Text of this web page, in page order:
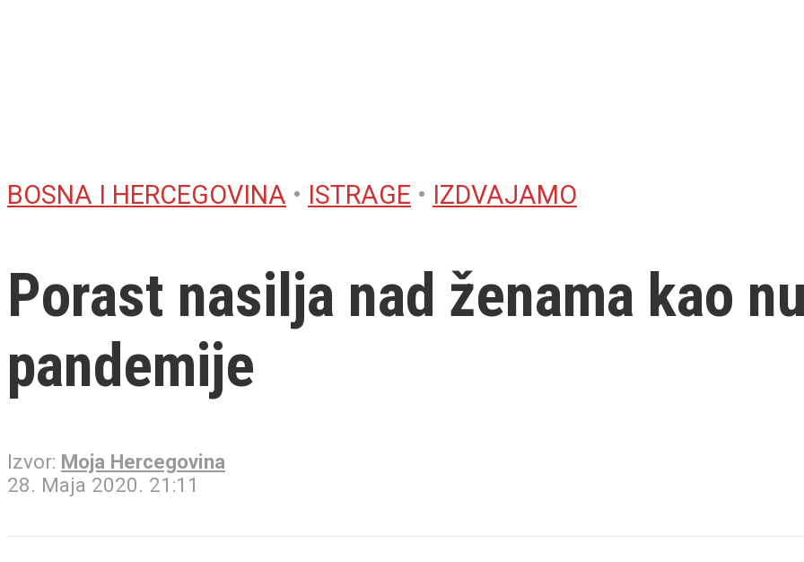
BOSNA I HERCEGOVINA • ISTRAGE • IZDVAJAMO
Porast nasilja nad ženama kao
pandemije
Izvor: Moja Hercegovina
28. Maja 2020. 21:11